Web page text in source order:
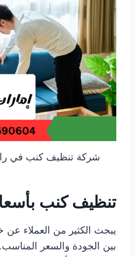
شركة تنظيف كنب في
تنظيف كنب
يبحث الكثير من العملاء
بين الجودة والسعر المناسب.